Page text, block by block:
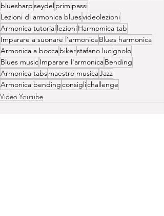
bluesharpseydel primipassi
Lezioni di armonica bluesvideolezioni
Armonica tutorial lezioniHarmomica tab
Imparare a suonare l'armonicaBlues harmonica
Armonica a boccabikerstafano lucignolo
Blues musicImparare l'armonicaBending
Armonica tabsmaestro musicaJazz
Armonica bendingconsiglichallenge
Video Youtube